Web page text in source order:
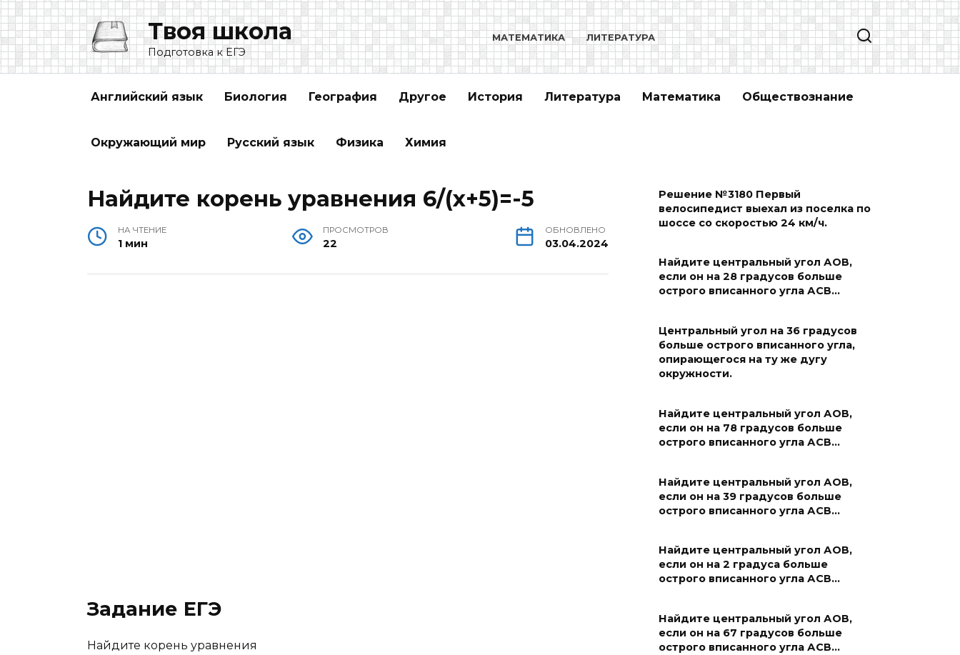
Перейти
к
содержанию
Твоя школа
Подготовка к ЕГЭ
МАТЕМАТИКА ЛИТЕРАТУРА
Английский язык Биология География Другое История Литература Математика Обществознание
Окружающий мир Русский язык Физика Химия
Найдите корень уравнения 6/(х+5)=-5
НА ЧТЕНИЕ
1 мин
ПРОСМОТРОВ
22
ОБНОВЛЕНО
03.04.2024
Задание ЕГЭ
Найдите корень уравнения
Решение №3180 Первый
велосипедист выехал из поселка по
шоссе со скоростью 24 км/ч.
Найдите центральный угол АОВ,
если он на 28 градусов больше
острого вписанного угла АСВ…
Центральный угол на 36 градусов
больше острого вписанного угла,
опирающегося на ту же дугу
окружности.
Найдите центральный угол АОВ,
если он на 78 градусов больше
острого вписанного угла АСВ…
Найдите центральный угол АОВ,
если он на 39 градусов больше
острого вписанного угла АСВ…
Найдите центральный угол АОВ,
если он на 2 градуса больше
острого вписанного угла АСВ…
Найдите центральный угол АОВ,
если он на 67 градусов больше
острого вписанного угла АСВ…